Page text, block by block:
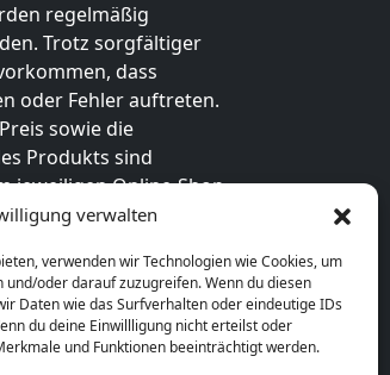
verwalten
verwenden wir Technologien wie Cookies, um
oder darauf zuzugreifen. Wenn du diesen
Daten wie das Surfverhalten oder eindeutige IDs
du deine Einwillligung nicht erteilst oder
und Funktionen beeinträchtigt werden.
regelmäßig
Trotz sorgfältiger
dass
oder Fehler auftreten.
sowie die
Produkts sind
jeweiligen Online-Shop
Bitte